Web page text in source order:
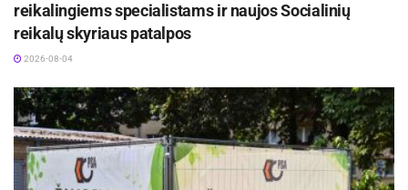
reikalingiems specialistams ir naujos Socialinių
reikalų skyriaus patalpos
2026-08-04